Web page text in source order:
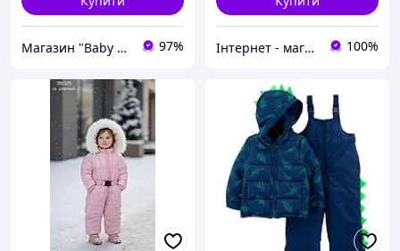
Магазин "Baby Comfort" 97% Інтернет - магазин дитячого одягу "Junior" 100%